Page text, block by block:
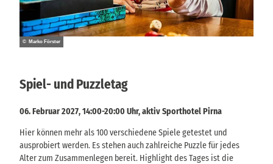
© Marko Förster
Spiel- und Puzzletag
06. Februar 2027, 14:00-20:00 Uhr, aktiv Sporthotel Pirna
Hier können mehr als 100 verschiedene Spiele getestet und
ausprobiert werden. Es stehen auch zahlreiche Puzzle für jedes
Alter zum Zusammenlegen bereit. Highlight des Tages ist die